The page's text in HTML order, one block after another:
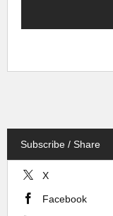
Subscribe / Share
X
Facebook